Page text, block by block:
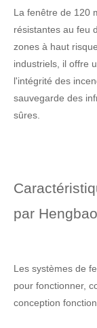
La fenêtre de 120
résistantes au feu
zones à haut
industriels, il offre
l'intégrité des
sauvegarde des
sûres.
par Hengbao
Les systèmes de
pour fonctionner,
conception